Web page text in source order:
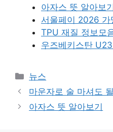
아자스 뜻 알아보
서울페이 2026 가
TPU 재질 정보모
우즈베키스탄
카
테
고
리
뉴스
마운자로 술 마셔도
아자스 뜻 알아보기